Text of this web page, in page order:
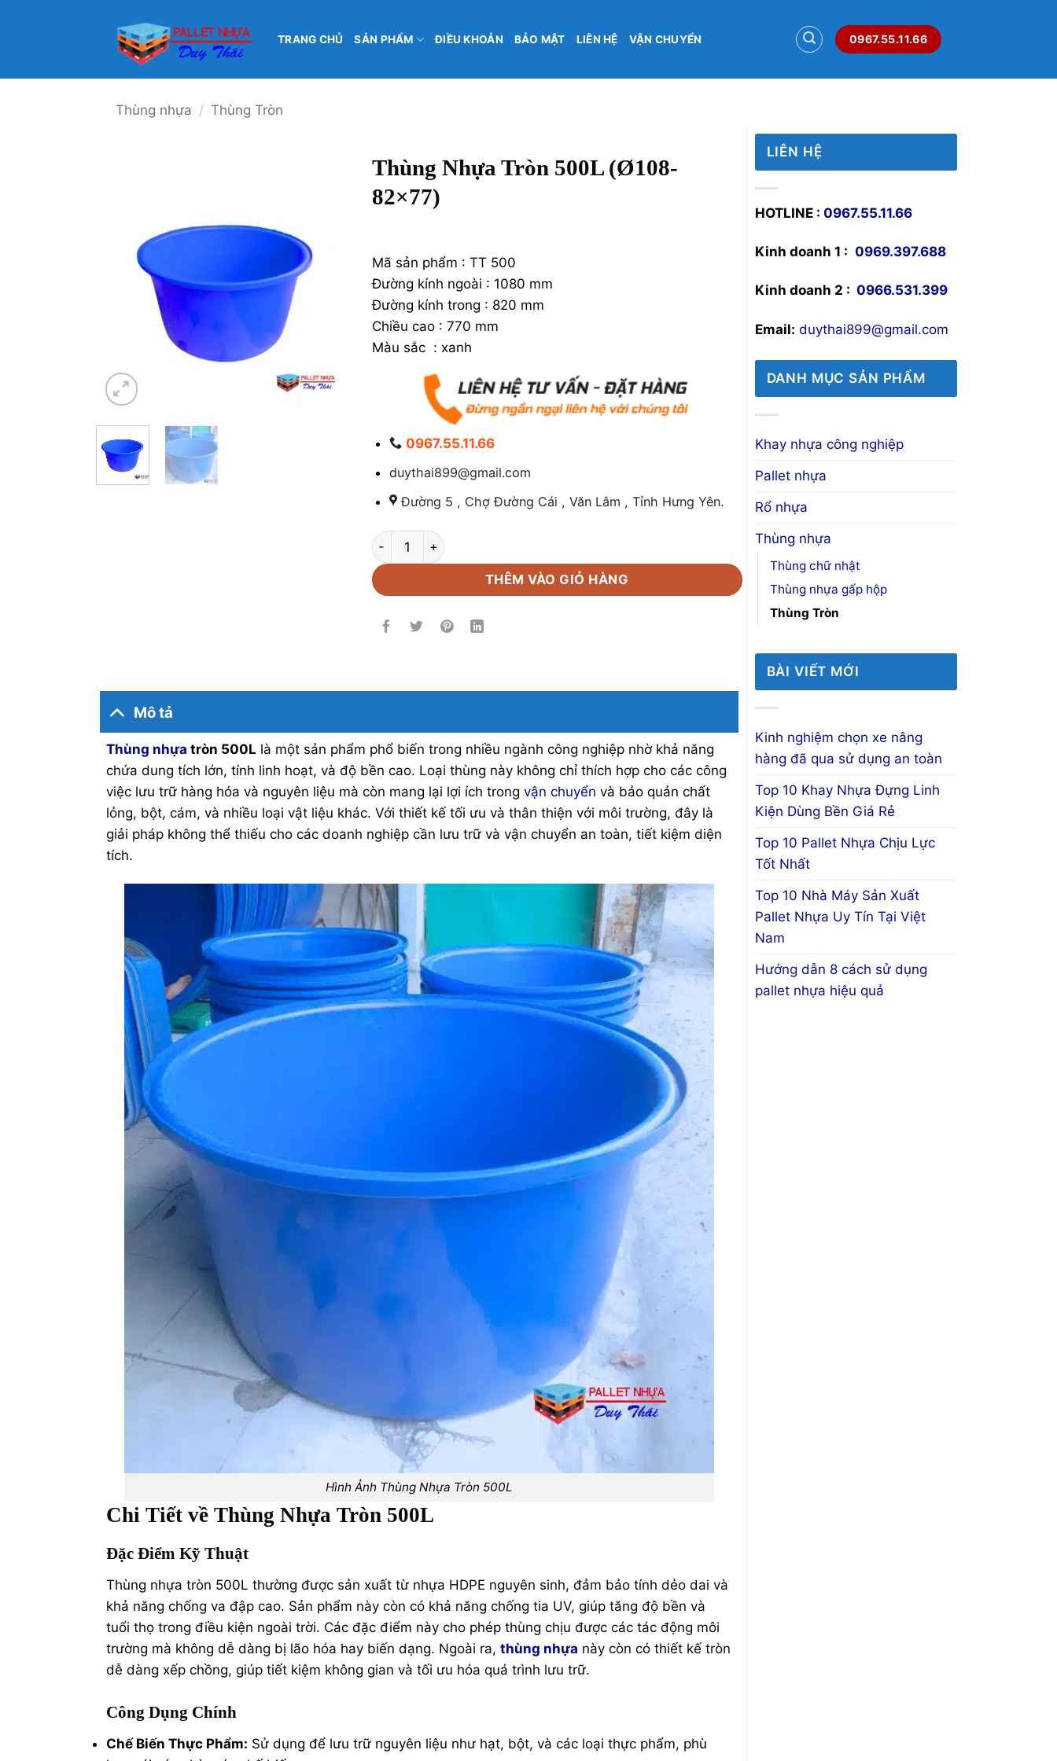
TRANG CHỦ SẢN PHẨM ĐIỀU KHOẢN BẢO MẬT LIÊN HỆ VẬN CHUYỂN 0967.55.11.66
Thùng nhựa / Thùng Tròn
LIÊN HỆ
HOTLINE : 0967.55.11.66
Kinh doanh 1 : 0969.397.688
Kinh doanh 2 : 0966.531.399
Email: duythai899@gmail.com
DANH MỤC SẢN PHẨM
Khay nhựa công nghiệp
Pallet nhựa
Rổ nhựa
Thùng nhựa
Thùng chữ nhật
Thùng nhựa gấp hộp
Thùng Tròn
BÀI VIẾT MỚI
Kinh nghiệm chọn xe nâng
hàng đã qua sử dụng an toàn
Top 10 Khay Nhựa Đựng Linh
Kiện Dùng Bền Giá Rẻ
Top 10 Pallet Nhựa Chịu Lực
Tốt Nhất
Top 10 Nhà Máy Sản Xuất
Pallet Nhựa Uy Tín Tại Việt
Nam
Hướng dẫn 8 cách sử dụng
pallet nhựa hiệu quả
Thùng Nhựa Tròn 500L (Ø108-
82×77)
Mã sản phẩm : TT 500
Đường kính ngoài : 1080 mm
Đường kính trong : 820 mm
Chiều cao : 770 mm
Màu sắc : xanh
0967.55.11.66
duythai899@gmail.com
Đường 5 , Chợ Đường Cái , Văn Lâm , Tỉnh Hưng Yên.
Thùng Nhựa Tròn 500L (Ø108-82x77) số lượng
THÊM VÀO GIỎ HÀNG
Mô tả
Thùng nhựa tròn 500L là một sản phẩm phổ biến trong nhiều ngành công nghiệp nhờ khả năng
chứa dung tích lớn, tính linh hoạt, và độ bền cao. Loại thùng này không chỉ thích hợp cho các công
việc lưu trữ hàng hóa và nguyên liệu mà còn mang lại lợi ích trong vận chuyển và bảo quản chất
lỏng, bột, cám, và nhiều loại vật liệu khác. Với thiết kế tối ưu và thân thiện với môi trường, đây là
giải pháp không thể thiếu cho các doanh nghiệp cần lưu trữ và vận chuyển an toàn, tiết kiệm diện
tích.
Hình Ảnh Thùng Nhựa Tròn 500L
Chi Tiết về Thùng Nhựa Tròn 500L
Đặc Điểm Kỹ Thuật
Thùng nhựa tròn 500L thường được sản xuất từ nhựa HDPE nguyên sinh, đảm bảo tính dẻo dai và
khả năng chống va đập cao. Sản phẩm này còn có khả năng chống tia UV, giúp tăng độ bền và
tuổi thọ trong điều kiện ngoài trời. Các đặc điểm này cho phép thùng chịu được các tác động môi
trường mà không dễ dàng bị lão hóa hay biến dạng. Ngoài ra, thùng nhựa này còn có thiết kế tròn
dễ dàng xếp chồng, giúp tiết kiệm không gian và tối ưu hóa quá trình lưu trữ.
Công Dụng Chính
Chế Biến Thực Phẩm: Sử dụng để lưu trữ nguyên liệu như hạt, bột, và các loại thực phẩm, phù